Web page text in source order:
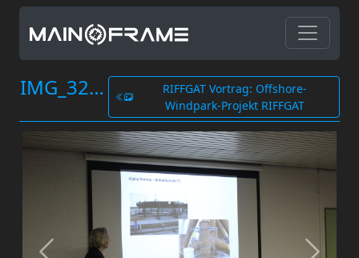
IMG_3268.JPG
RIFFGAT Vortrag: Offshore-
Windpark-Projekt RIFFGAT